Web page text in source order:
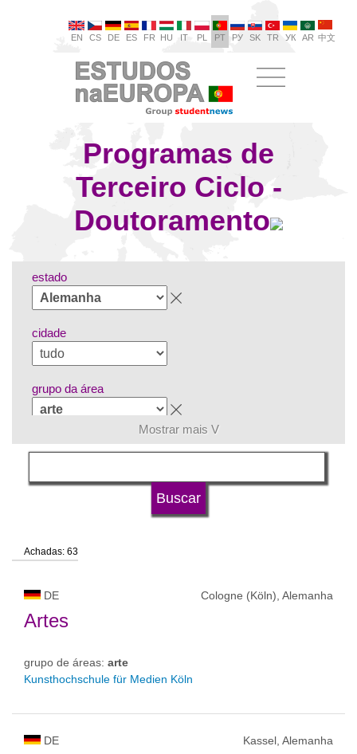
EN CS DE ES FR HU IT PL PT РУ SK TR УК AR 中文
Programas de
Terceiro Ciclo -
Doutoramento
estado
cidade
grupo da área
língua
status de universidade
Mostrar mais V
Achadas: 63
DE Cologne (Köln), Alemanha
Artes
grupo de áreas: arte
Kunsthochschule für Medien Köln
DE Kassel, Alemanha